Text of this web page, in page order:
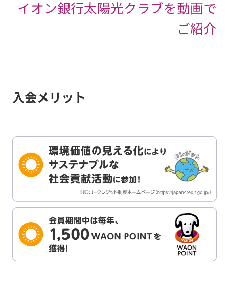
イオン銀行太陽光クラブを動画で
ご紹介
入会メリット